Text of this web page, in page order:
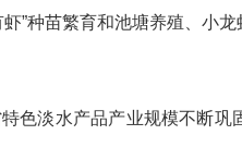
”种苗繁育和池塘养殖、小
色淡水产品产业规模不断